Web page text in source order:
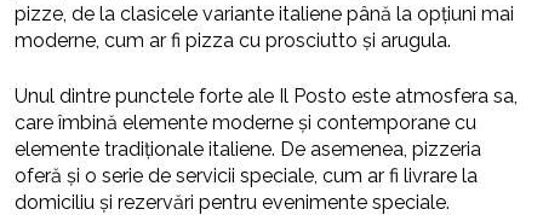
pizze, de la clasicele variante italiene până la opțiuni mai
moderne, cum ar fi pizza cu prosciutto și arugula.
Unul dintre punctele forte ale Il Posto este atmosfera sa,
care îmbină elemente moderne și contemporane cu
elemente tradiționale italiene. De asemenea, pizzeria
oferă și o serie de servicii speciale, cum ar fi livrare la
domiciliu și rezervări pentru evenimente speciale.